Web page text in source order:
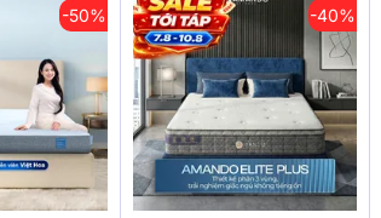
-50% -40%